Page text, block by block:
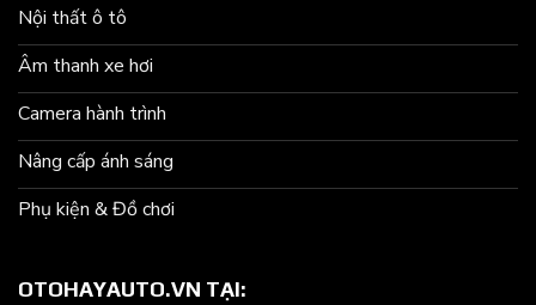
Nội thất ô tô
Âm thanh xe hơi
Camera hành trình
Nâng cấp ánh sáng
Phụ kiện & Đồ chơi
OTOHAYAUTO.VN TẠI: